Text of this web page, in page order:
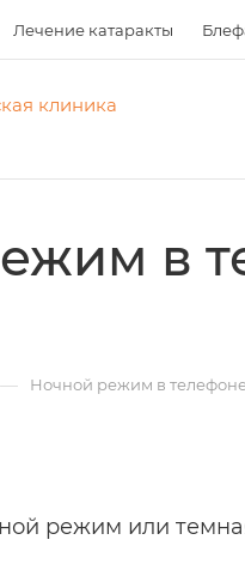
Лечение катаракты
в
— Ночной режим в
режим или